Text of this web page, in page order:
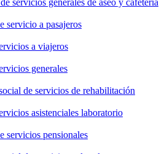
servicios generales de aseo y cafetería
servicio a pasajeros
a viajeros
generales
de servicios de rehabilitación
asistenciales laboratorio
servicios pensionales